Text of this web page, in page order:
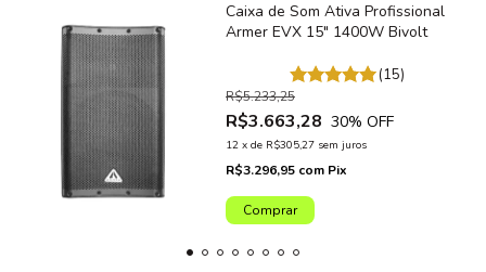
Caixa de Som Ativa Profissional
Armer EVX 15" 1400W Bivolt
(15)
R$3.663,28
R$5.233,25
30% OFF
12 x de R$305,27 sem juros
R$3.296,95 com Pix